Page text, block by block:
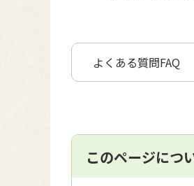
よくある質問FAQ
このページにつ